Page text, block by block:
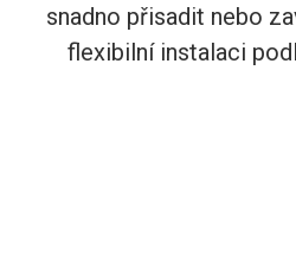
snadno přisadit nebo
flexibilní instalaci